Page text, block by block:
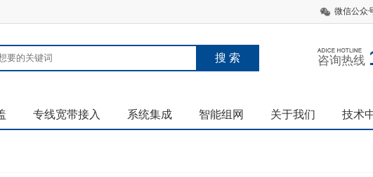
微信公众
咨询热线
专线宽带接入 系统集成 智能组网 关于我们 技术